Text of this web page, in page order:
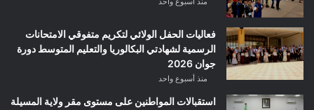
فعاليات الحفل الولائي لتكريم متفوقي الامتحانات
الرسمية لشهادتي البكالوريا والتعليم المتوسط دورة
جوان 2026
منذ أسبوع واحد
استقبالات المواطنين على مستوى مقر ولاية المسيلة